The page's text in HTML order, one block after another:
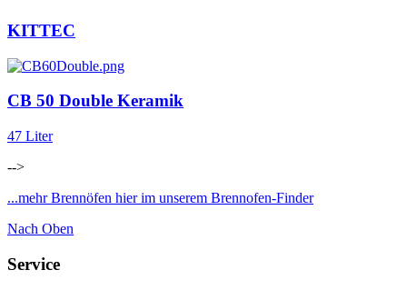
KITTEC
CB 50 Double Keramik
47 Liter
-->
...mehr Brennöfen hier im unserem Brennofen-Finder
Nach Oben
Service